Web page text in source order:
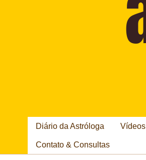
Diário da Astróloga Vídeos
Contato & Consultas